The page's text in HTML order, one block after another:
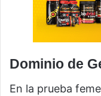
Dominio de
En la prueba